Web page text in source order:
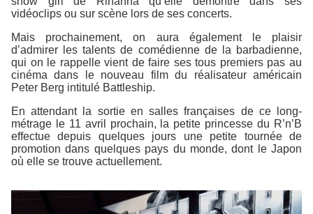
vidéoclips ou sur scène lors de ses concerts.
Mais prochainement, on aura également le plaisir
d’admirer les talents de comédienne de la barbadienne,
qui on le rappelle vient de faire ses tous premiers pas au
cinéma dans le nouveau film du réalisateur américain
Peter Berg intitulé Battleship.
En attendant la sortie en salles françaises de ce long-
métrage le 11 avril prochain, la petite princesse du R’n’B
effectue depuis quelques jours une petite tournée de
promotion dans quelques pays du monde, dont le Japon
où elle se trouve actuellement.